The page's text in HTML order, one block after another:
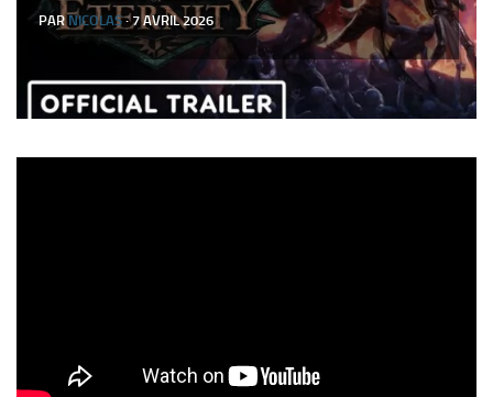
PARNICOLAS· 7 AVRIL 2026